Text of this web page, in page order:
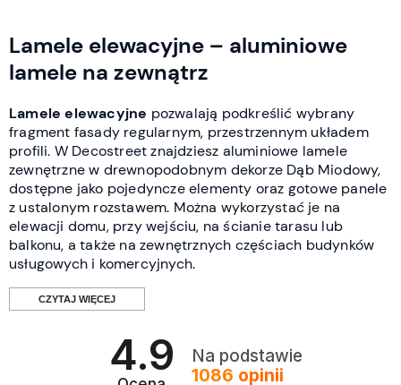
Lamele elewacyjne – aluminiowe
lamele na zewnątrz
Lamele elewacyjne pozwalają podkreślić wybrany
fragment fasady regularnym, przestrzennym układem
profili. W Decostreet znajdziesz aluminiowe lamele
zewnętrzne w drewnopodobnym dekorze Dąb Miodowy,
dostępne jako pojedyncze elementy oraz gotowe panele
z ustalonym rozstawem. Można wykorzystać je na
elewacji domu, przy wejściu, na ścianie tarasu lub
balkonu, a także na zewnętrznych częściach budynków
usługowych i komercyjnych.
CZYTAJ WIĘCEJ
Czym wyróżniają się lamele
4.9
Na podstawie
1086 opinii